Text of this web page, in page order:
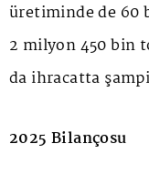
üretiminde de 60
2 milyon 450 bin
da ihracatta
2025 Bilançosu